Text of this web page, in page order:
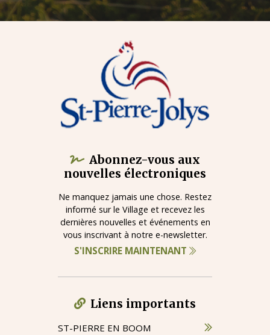
Abonnez-vous aux
nouvelles électroniques
Ne manquez jamais une chose. Restez
informé sur le Village et recevez les
dernières nouvelles et événements en
vous inscrivant à notre e-newsletter.
S'INSCRIRE MAINTENANT
Liens importants
ST-PIERRE EN BOOM